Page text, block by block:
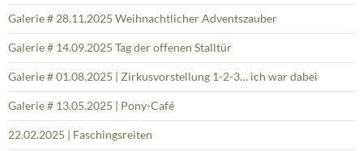
Galerie # 28.11.2025 Weihnachtlicher Adventszauber
Galerie # 14.09.2025 Tag der offenen Stalltür
Galerie # 01.08.2025 | Zirkusvorstellung 1-2-3… ich war dabei
Galerie # 13.05.2025 | Pony-Café
22.02.2025 | Faschingsreiten